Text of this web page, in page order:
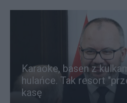
Karaoke, basen z
hulańce. Tak resort
kasę